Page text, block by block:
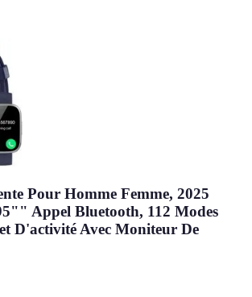
Pour Homme Femme, 2025
Appel Bluetooth, 112 Modes
D'activité Avec Moniteur De